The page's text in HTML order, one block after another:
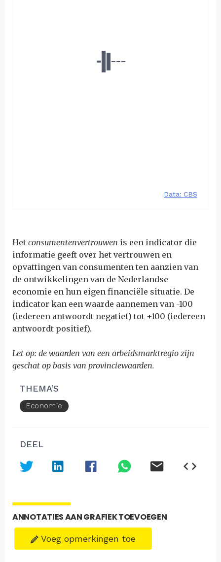
Het consumentenvertrouwen is een indicator die
informatie geeft over het vertrouwen en
opvattingen van consumenten ten aanzien van
de ontwikkelingen van de Nederlandse
economie en hun eigen financiële situatie. De
indicator kan een waarde aannemen van -100
(iedereen antwoordt negatief) tot +100 (iedereen
antwoordt positief).
Let op: de waarden van een arbeidsmarktregio zijn
geschat op basis van provinciewaarden.
THEMA'S
Economie
DEEL
ANNOTATIES AAN GRAFIEK TOEVOEGEN
Voeg opmerkingen toe